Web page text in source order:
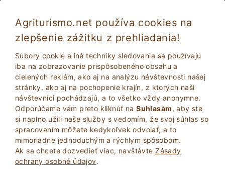
Agriturismo.net používa cookies na
zlepšenie zážitku z prehliadania!
Súbory cookie a iné techniky sledovania sa používajú
iba na zobrazovanie prispôsobeného obsahu a
cielených reklám, ako aj na analýzu návštevnosti našej
stránky, ako aj na pochopenie krajín, z ktorých naši
návštevníci pochádzajú, a to všetko vždy anonymne.
Odporúčame vám preto kliknúť naSuhlasàm, aby ste
si naplno užili naše služby s vedomím, že svoj súhlas so
spracovaním môžete kedykoľvek odvolať, a to
mimoriadne jednoduchým a rýchlym spôsobom.
Ak sa chcete dozvedieť viac, navštà­vteZásady
ochrany osobné údajov.
Faenza 1257
Statok
Ravenna , Faenza(Pozri mapu) 36 Počet lôžok
POžIADAJTE VLASTNíKA BOOK
8.8
Viac Informácií